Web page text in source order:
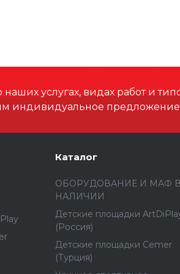
услугах, видах работ и
индивидуальное
Каталог
ОБОРУДОВАНИЕ И МАФ В
НАЛИЧИИ
Детские площадки
(Россия)
Детские площадки Cemer
(Турция)